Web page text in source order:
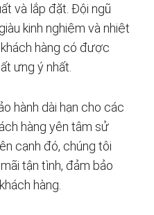
và lắp đặt. Đội ngũ
kinh nghiệm và nhiệt
hàng có được
ưng ý nhất.
hành dài hạn cho các
hàng yên tâm sử
cạnh đó, chúng tôi
tận tình, đảm bảo
hàng.